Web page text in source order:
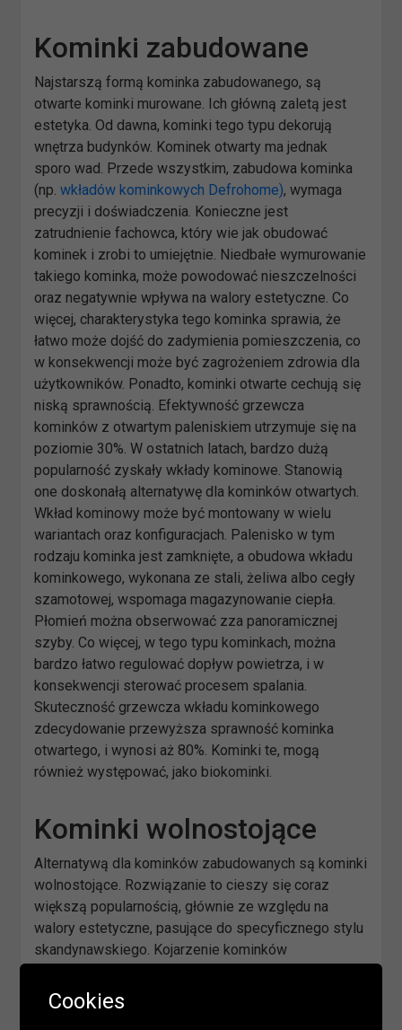
Kominki zabudowane
Najstarszą formą kominka zabudowanego, są
otwarte kominki murowane. Ich główną zaletą jest
estetyka. Od dawna, kominki tego typu dekorują
wnętrza budynków. Kominek otwarty ma jednak
sporo wad. Przede wszystkim, zabudowa kominka
(np.wkładów kominkowych Defrohome), wymaga
precyzji i doświadczenia. Konieczne jest
zatrudnienie fachowca, który wie jak obudować
kominek i zrobi to umiejętnie. Niedbałe wymurowanie
takiego kominka, może powodować nieszczelności
oraz negatywnie wpływa na walory estetyczne. Co
więcej, charakterystyka tego kominka sprawia, że
łatwo może dojść do zadymienia pomieszczenia, co
w konsekwencji może być zagrożeniem zdrowia dla
użytkowników. Ponadto, kominki otwarte cechują się
niską sprawnością. Efektywność grzewcza
kominków z otwartym paleniskiem utrzymuje się na
poziomie 30%. W ostatnich latach, bardzo dużą
popularność zyskały wkłady kominowe. Stanowią
one doskonałą alternatywę dla kominków otwartych.
Wkład kominowy może być montowany w wielu
wariantach oraz konfiguracjach. Palenisko w tym
rodzaju kominka jest zamknięte, a obudowa wkładu
kominkowego, wykonana ze stali, żeliwa albo cegły
szamotowej, wspomaga magazynowanie ciepła.
Płomień można obserwować zza panoramicznej
szyby. Co więcej, w tego typu kominkach, można
bardzo łatwo regulować dopływ powietrza, i w
konsekwencji sterować procesem spalania.
Skuteczność grzewcza wkładu kominkowego
zdecydowanie przewyższa sprawność kominka
otwartego, i wynosi aż 80%. Kominki te, mogą
również występować, jako biokominki.
Kominki wolnostojące
Alternatywą dla kominków zabudowanych są kominki
wolnostojące. Rozwiązanie to cieszy się coraz
większą popularnością, głównie ze względu na
walory estetyczne, pasujące do specyficznego stylu
skandynawskiego. Kojarzenie kominków
kozami, jest błędne. Obecne kominki charakteryzują
się nienaganną estetyką i przemyślanym projektem.
Cookies